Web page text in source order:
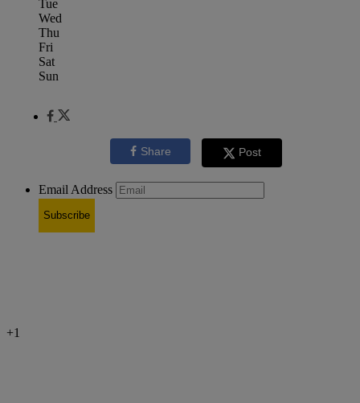
Tue
Wed
Thu
Fri
Sat
Sun
Share Post
Email Address
Subscribe
+1